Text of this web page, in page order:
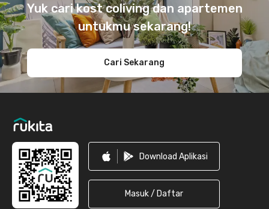
Yuk cari kost coliving dan apartemen
untukmu sekarang!
Cari Sekarang
Download Aplikasi
Masuk / Daftar